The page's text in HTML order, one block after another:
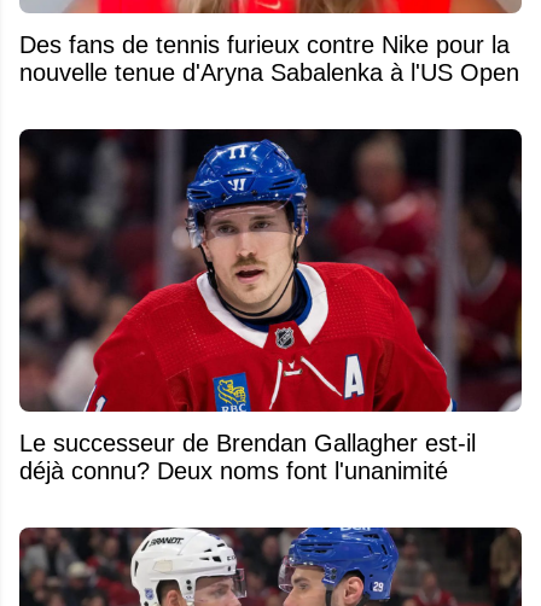
Des fans de tennis furieux contre Nike pour la
nouvelle tenue d'Aryna Sabalenka à l'US Open
Le successeur de Brendan Gallagher est-il
déjà connu? Deux noms font l'unanimité